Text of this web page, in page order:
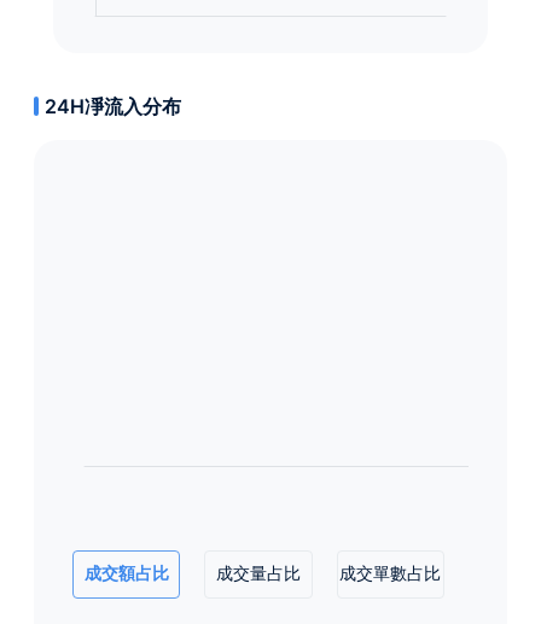
24H凈流入分布
成交額占比 成交量占比 成交單數占比